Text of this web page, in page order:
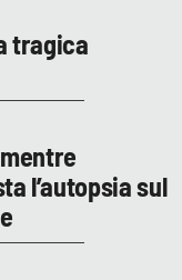
tragica
l’autopsia sul